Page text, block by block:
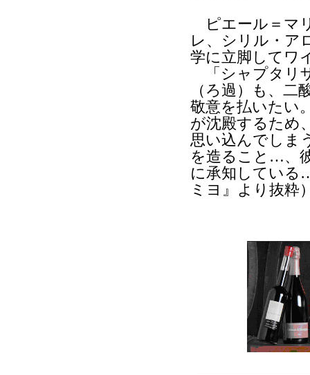
ピエール＝マ
レ、シリル・ア
学に立脚してワ
「シャプタリ
（ろ過）も、
敬意を払いたい
が沈殿するため
思い込んでしま
を造ること…、
に承知している
ミヨ』より抜粋